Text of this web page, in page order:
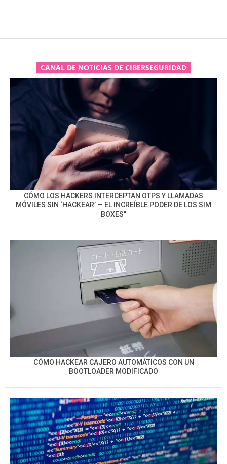
CANAL DE NOTICIAS DE CIBERSEGURIDAD
CÓMO LOS HACKERS INTERCEPTAN OTPS Y LLAMADAS
MÓVILES SIN ‘HACKEAR’ — EL INCREÍBLE PODER DE LOS SIM
BOXES”
CÓMO HACKEAR CAJERO AUTOMÁTICOS CON UN
BOOTLOADER MODIFICADO